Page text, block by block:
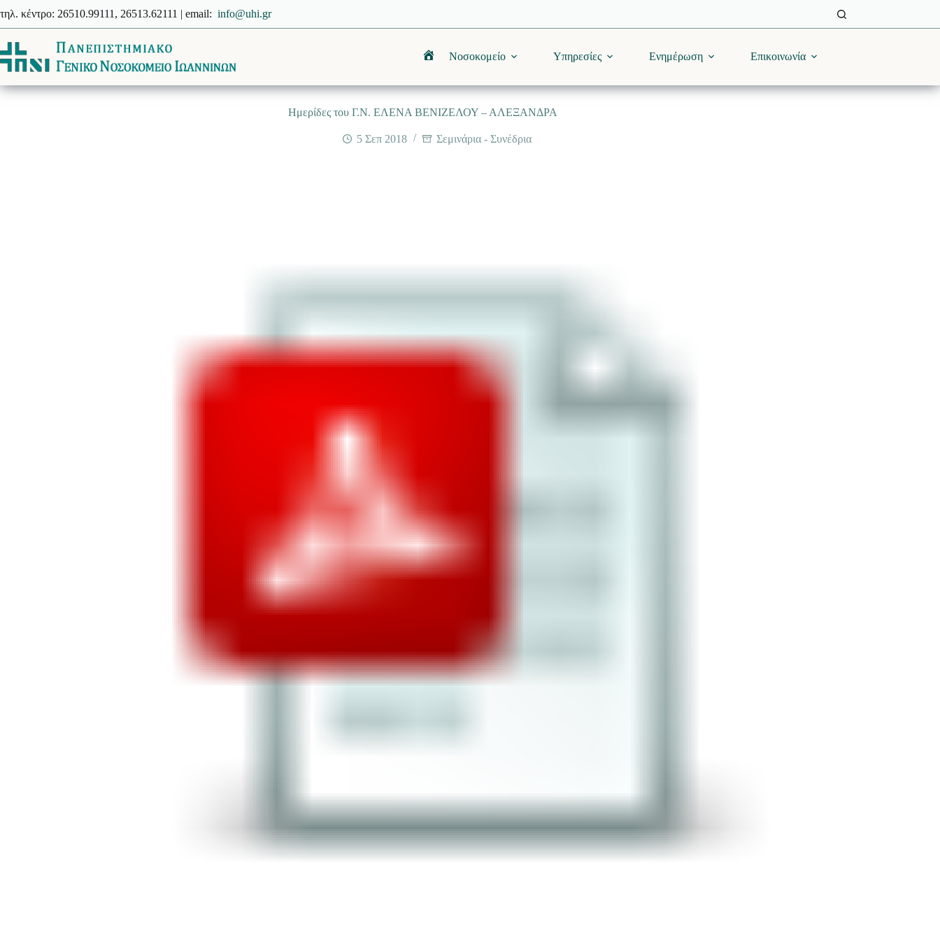
στο
περιεχόμενο
τηλ. κέντρο: 26510.99111, 26513.62111 | email: info@uhi.gr
ΑρχικήΝοσοκομείο Υπηρεσίες Ενημέρωση Επικοινωνία
Ημερίδες του Γ.Ν. ΕΛΕΝΑ ΒΕΝΙΖΕΛΟΥ – ΑΛΕΞΑΝΔΡΑ
5 Σεπ 2018 Σεμινάρια - Συνέδρια